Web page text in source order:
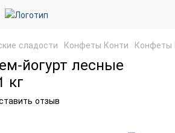
сладости Конфеты Конти Конфеты
йогурт лесные
кг
отзыв